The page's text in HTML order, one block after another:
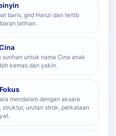
baris, grid Hanzi dan tertib
latihan.
untuk nama Cina anak
kemas dan yakin.
mendalam dengan aksara
struktur, urutan strok, perkataan